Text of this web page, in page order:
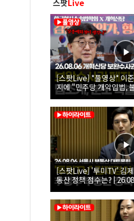
스팟Live
[스팟Live] *풀영상* 이
지에 "민주당 개악입법,
26.08.06 개혁신당 보완
[스팟Live] '투미TV' 김
동산 정책 점수는? |
대토론회